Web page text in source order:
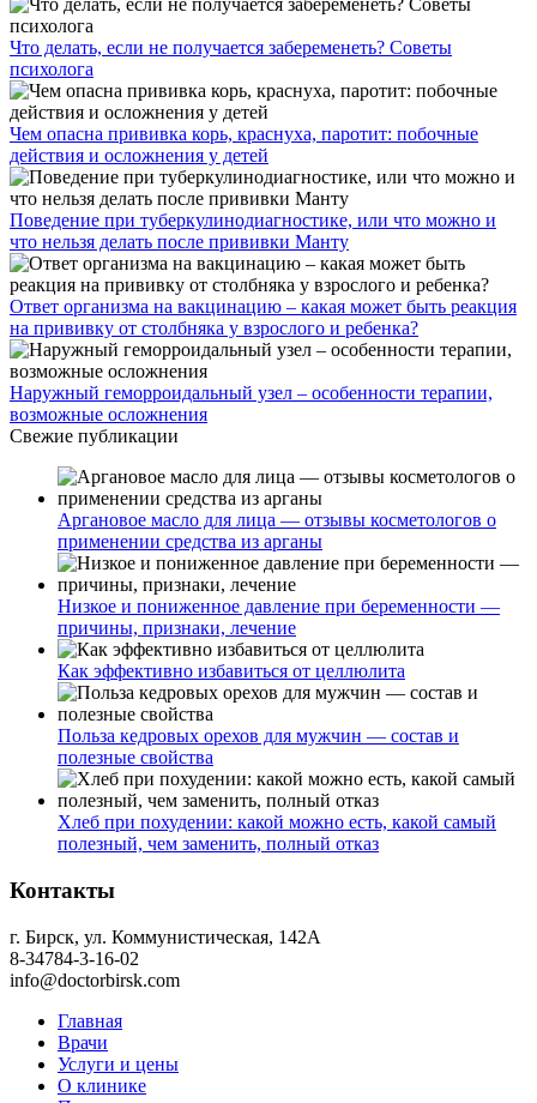
Что делать, если не получается забеременеть? Советы
психолога
Чем опасна прививка корь, краснуха, паротит: побочные
действия и осложнения у детей
Поведение при туберкулинодиагностике, или что можно и
что нельзя делать после прививки Манту
Ответ организма на вакцинацию – какая может быть реакция
на прививку от столбняка у взрослого и ребенка?
Наружный геморроидальный узел – особенности терапии,
возможные осложнения
Свежие публикации
Аргановое масло для лица — отзывы косметологов о
применении средства из арганы
Низкое и пониженное давление при беременности —
причины, признаки, лечение
Как эффективно избавиться от целлюлита
Польза кедровых орехов для мужчин — состав и
полезные свойства
Хлеб при похудении: какой можно есть, какой самый
полезный, чем заменить, полный отказ
Контакты
г. Бирск, ул. Коммунистическая, 142А
8-34784-3-16-02
info@doctorbirsk.com
Главная
Врачи
Услуги и цены
О клинике